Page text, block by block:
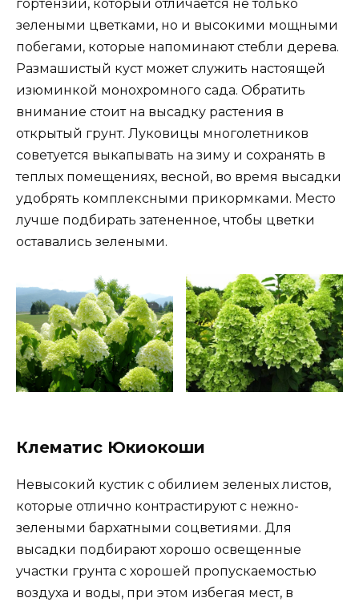
гортензии, который отличается не только
зелеными цветками, но и высокими мощными
побегами, которые напоминают стебли дерева.
Размашистый куст может служить настоящей
изюминкой монохромного сада. Обратить
внимание стоит на высадку растения в
открытый грунт. Луковицы многолетников
советуется выкапывать на зиму и сохранять в
теплых помещениях, весной, во время высадки
удобрять комплексными прикормками. Место
лучше подбирать затененное, чтобы цветки
оставались зелеными.
Клематис Юкиокоши
Невысокий кустик с обилием зеленых листов,
которые отлично контрастируют с нежно-
зелеными бархатными соцветиями. Для
высадки подбирают хорошо освещенные
участки грунта с хорошей пропускаемостью
воздуха и воды, при этом избегая мест, в